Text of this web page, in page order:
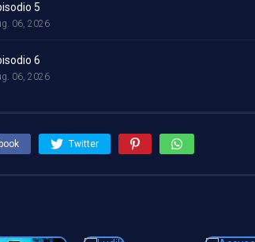
5
06, 2026
6
06, 2026
Twitter